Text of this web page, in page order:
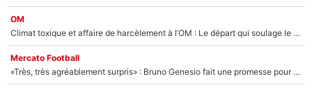
OM
Climat toxique et affaire de harcèlement à l’OM : Le départ qui soulage le vestiaire de Bruno Genesio
Mercato Football
«Très, très agréablement surpris» : Bruno Genesio fait une promesse pour la suite du mercato de l’OM et rassure les supporters